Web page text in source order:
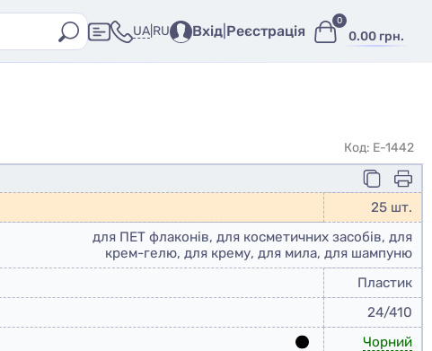
UA RU Вхід Реєстрація 0.00 грн.
0
Код: E-1442
25 шт.
для ПЕТ флаконів, для косметичних засобів, для
крем-гелю, для крему, для мила, для шампуню
Пластик
24/410
Чорний